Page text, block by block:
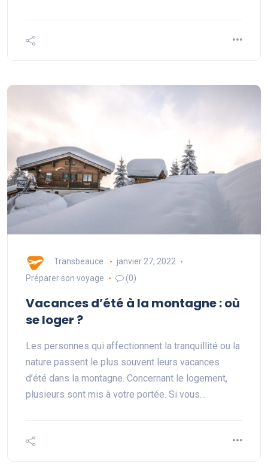
Transbeauce
janvier 27, 2022
Préparer son voyage
(0)
Vacances d’été à la montagne : où
se loger ?
Les personnes qui affectionnent la tranquillité ou la
nature passent le plus souvent leurs vacances
d’été dans la montagne. Concernant le logement,
plusieurs sont mis à votre portée. Si vous…